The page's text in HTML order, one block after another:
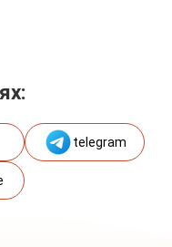
telegram